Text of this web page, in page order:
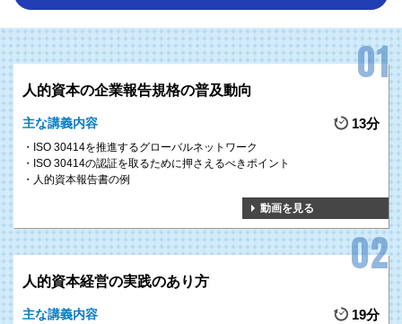
人的資本の企業報告規格の普及動向
主な講義内容 13分
ISO 30414を推進するグローバルネットワーク
ISO 30414の認証を取るために押さえるべきポイント
人的資本報告書の例
動画を見る
人的資本経営の実践のあり方
主な講義内容 19分